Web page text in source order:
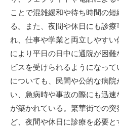
ことで混雑緩和や待ち時間の
る。また、夜間や休日にも診
れ、仕事や学業と両立しやす
により平日の日中に通院が困
ビスを受けられるようになっ
についても、民間や公的な病
い、急病時や事故の際にも迅
が築かれている。繁華街での
ど、夜間や休日に診療を必要